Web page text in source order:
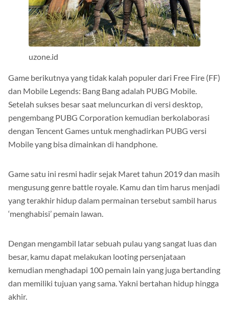
uzone.id
Game berikutnya yang tidak kalah populer dari Free Fire (FF)
dan Mobile Legends: Bang Bang adalah PUBG Mobile.
Setelah sukses besar saat meluncurkan di versi desktop,
pengembang PUBG Corporation kemudian berkolaborasi
dengan Tencent Games untuk menghadirkan PUBG versi
Mobile yang bisa dimainkan di handphone.
Game satu ini resmi hadir sejak Maret tahun 2019 dan masih
mengusung genre battle royale. Kamu dan tim harus menjadi
yang terakhir hidup dalam permainan tersebut sambil harus
‘menghabisi’ pemain lawan.
Dengan mengambil latar sebuah pulau yang sangat luas dan
besar, kamu dapat melakukan looting persenjataan
kemudian menghadapi 100 pemain lain yang juga bertanding
dan memiliki tujuan yang sama. Yakni bertahan hidup hingga
akhir.